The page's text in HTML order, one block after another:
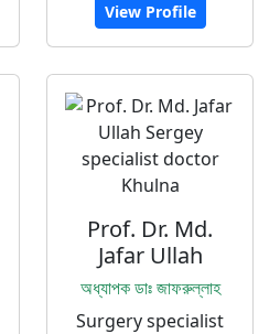
View Profile
Prof. Dr. Md.
Jafar Ullah
অধ্যাপক ডাঃ জাফরুল্লাহ
Surgery specialist